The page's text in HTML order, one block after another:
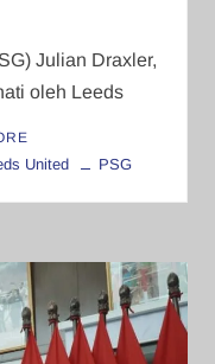
Julian Draxler,
oleh Leeds
United PSG